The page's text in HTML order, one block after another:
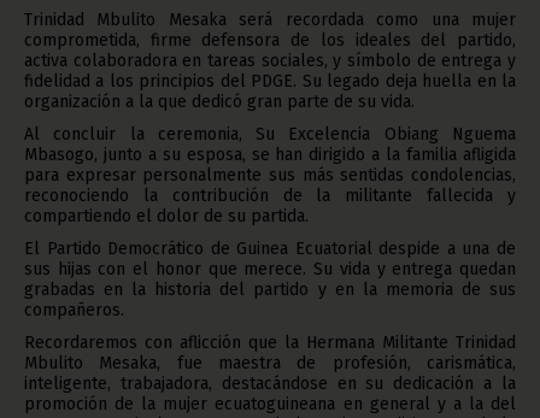
Trinidad Mbulito Mesaka será recordada como una mujer
comprometida, firme defensora de los ideales del partido,
activa colaboradora en tareas sociales, y símbolo de entrega y
fidelidad a los principios del PDGE. Su legado deja huella en la
organización a la que dedicó gran parte de su vida.
Al concluir la ceremonia, Su Excelencia Obiang Nguema
Mbasogo, junto a su esposa, se han dirigido a la familia afligida
para expresar personalmente sus más sentidas condolencias,
reconociendo la contribución de la militante fallecida y
compartiendo el dolor de su partida.
El Partido Democrático de Guinea Ecuatorial despide a una de
sus hijas con el honor que merece. Su vida y entrega quedan
grabadas en la historia del partido y en la memoria de sus
compañeros.
Recordaremos con aflicción que la Hermana Militante Trinidad
Mbulito Mesaka, fue maestra de profesión, carismática,
inteligente, trabajadora, destacándose en su dedicación a la
promoción de la mujer ecuatoguineana en general y a la del